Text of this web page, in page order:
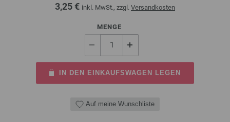
3,25 € inkl. MwSt., zzgl. Versandkosten
MENGE
IN DEN EINKAUFSWAGEN LEGEN
Auf meine Wunschliste